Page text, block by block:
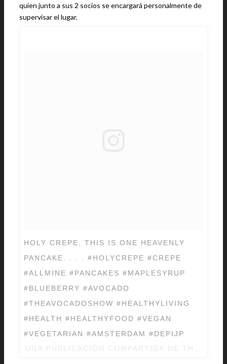
quien junto a sus 2 socios se encargará personalmente de
supervisar el lugar.
HOLY CREPE, THIS IS ONE HEAVENLY
PANCAKE. . . . #HOLYCREPE #CREPE
#ALLMINE #PANCAKES #MAPLESYRUP
#BLUEBERRY #AVOCADO
#THEAVOCADOSHOW #HEALTHYLIVING
#HEALTH #HEALTHYFOOD #VEGAN
#VEGETARIAN #AMSTERDAM #DEPIJP